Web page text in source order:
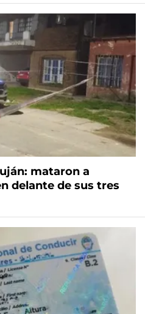
mataron a
delante de sus tres